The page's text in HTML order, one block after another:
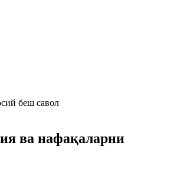
ва нафақаларни